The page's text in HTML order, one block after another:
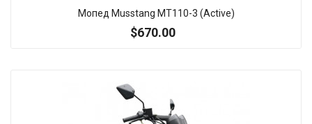
Мопед Musstang MT110-3 (Active)
$670.00